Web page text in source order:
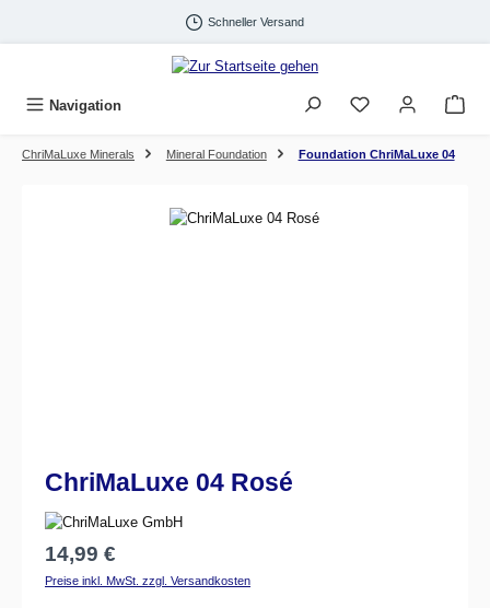
Schneller Versand
Navigation
ChriMaLuxe Minerals Mineral Foundation Foundation ChriMaLuxe 04
Bildergalerie überspringen
ChriMaLuxe 04 Rosé
Regulärer Preis:
14,99 €
Preise inkl. MwSt. zzgl. Versandkosten